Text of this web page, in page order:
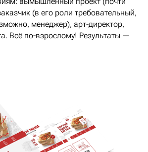
(в его роли требовательный,
менеджер), арт-директор,
Всё по-взрослому! Результаты —